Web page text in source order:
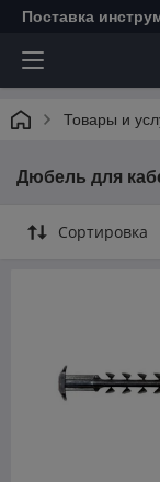
Поставка
Товары и
Дюбель для
Сортировка